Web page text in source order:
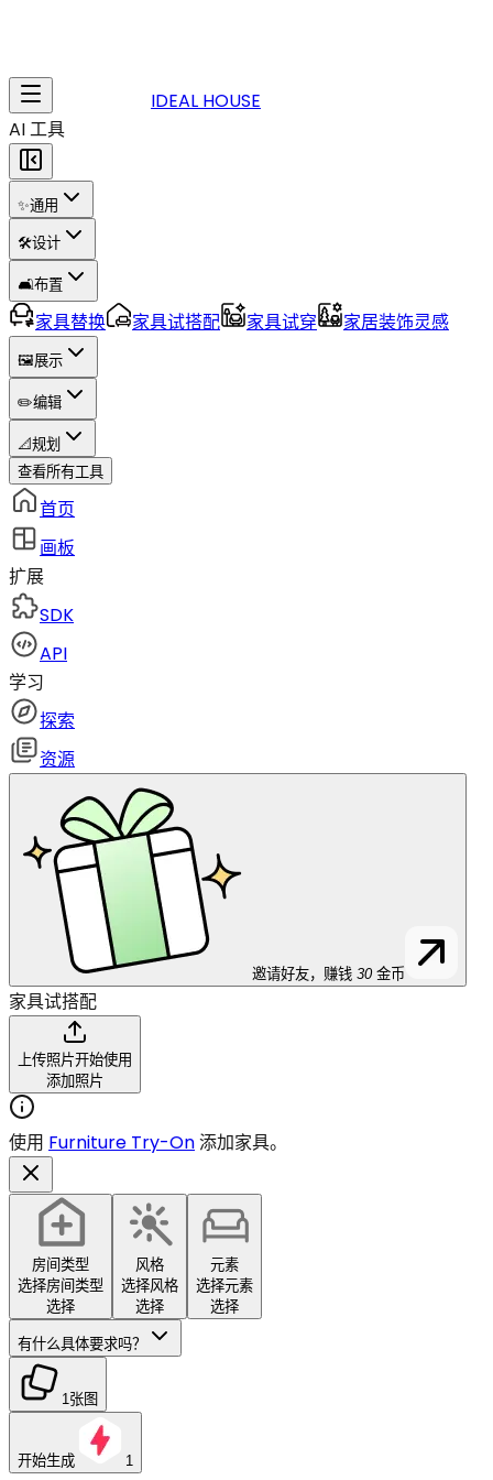
IDEAL HOUSE
AI 工具
✨通用
🛠️设计
🛋️布置
家具替换 家具试搭配 家具试穿 家居装饰灵感
🖼️展示
✏️编辑
📐规划
查看所有工具
首页
画板
扩展
SDK
API
学习
探索
资源
邀请好友，赚钱 30 金币
家具试搭配
上传照片开始使用
添加照片
使用 Furniture Try-On添加家具。
房间类型
选择房间类型
选择
风格
选择风格
选择
元素
选择元素
选择
有什么具体要求吗？
1张图
开始生成 1